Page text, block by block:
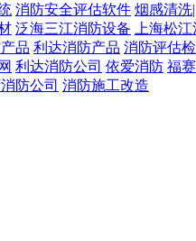
消防安全评估软件 烟感清洗
泛海三江消防设备
上海松
品 利达消防产品 消防评估
利达消防公司 依爱消防 福
防公司 消防施工改造